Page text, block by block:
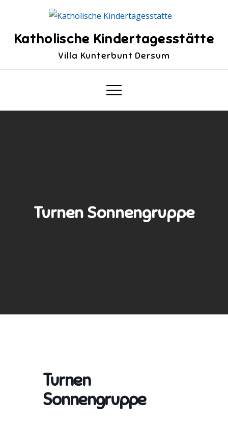
contentKatholische Kindertagesstätte
Villa Kunterbunt Dersum
Turnen Sonnengruppe
Turnen
Sonnengruppe